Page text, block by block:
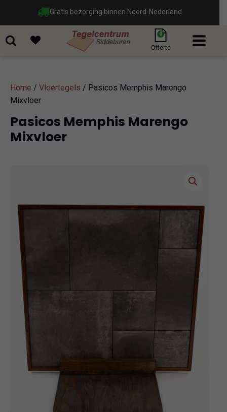
Gratis bezorging binnen Noord-Nederland
0
Offerte
Home / Vloertegels / Pasicos Memphis Marengo
Mixvloer
Pasicos Memphis Marengo
Mixvloer